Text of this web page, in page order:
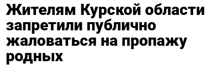
Жителям Курской области
запретили публично
жаловаться на пропажу
родных